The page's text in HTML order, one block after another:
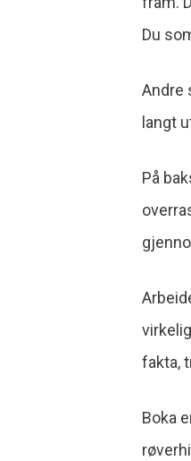
Du
Andre
langt
På
fakta,
Boka